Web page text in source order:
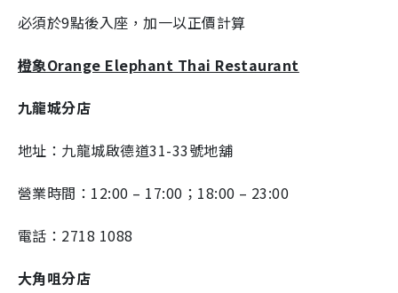
必須於9點後入座，加一以正價計算
橙象Orange Elephant Thai Restaurant
九龍城分店
地址：九龍城啟德道31-33號地舖
營業時間： 12:00 – 17:00；18:00 – 23:00
電話： 2718 1088
大角咀分店